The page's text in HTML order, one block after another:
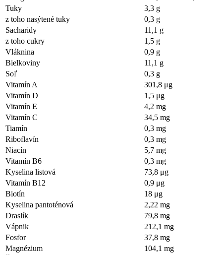
Tuky
3,3 g
z toho nasýtené tuky
0,3 g
Sacharidy
11,1 g
z toho cukry
1,5 g
Vláknina
0,9 g
Bielkoviny
11,1 g
Soľ
0,3 g
Vitamín A
301,8 μg
Vitamín D
1,5 μg
Vitamín E
4,2 mg
Vitamín C
34,5 mg
Tiamín
0,3 mg
Riboflavín
0,3 mg
Niacín
5,7 mg
Vitamín B6
0,3 mg
Kyselina listová
73,8 μg
Vitamín B12
0,9 μg
Biotín
18 μg
Kyselina pantoténová
2,22 mg
Draslík
79,8 mg
Vápnik
212,1 mg
Fosfor
37,8 mg
Magnézium
104,1 mg